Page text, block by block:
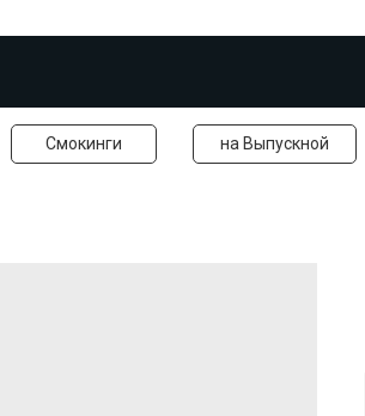
Смокинги на Выпускной